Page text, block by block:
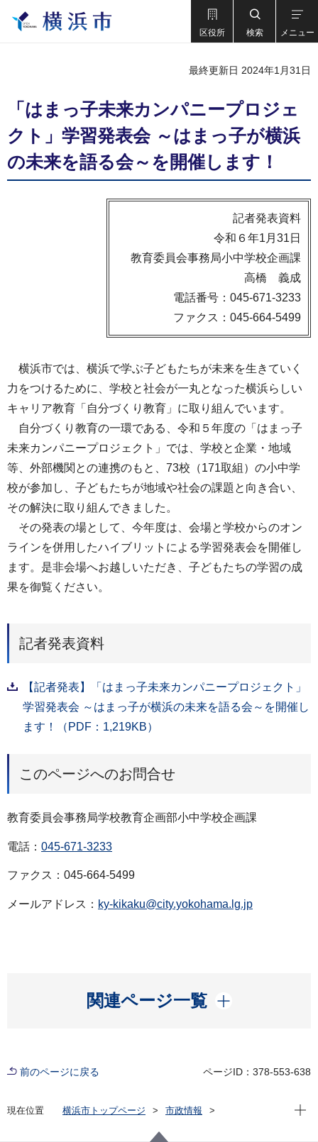
区役所 検索 メニュー
最終更新日 2024年1月31日
「はまっ子未来カンパニープロジェ
クト」学習発表会 ～はまっ子が横浜
の未来を語る会～を開催します！
記者発表資料
令和６年1月31日
教育委員会事務局小中学校企画課
高橋 義成
電話番号：045-671-3233
ファクス：045-664-5499
横浜市では、横浜で学ぶ子どもたちが未来を生きていく
力をつけるために、学校と社会が一丸となった横浜らしい
キャリア教育「自分づくり教育」に取り組んでいます。
自分づくり教育の一環である、令和５年度の「はまっ子
未来カンパニープロジェクト」では、学校と企業・地域
等、外部機関との連携のもと、73校（171取組）の小中学
校が参加し、子どもたちが地域や社会の課題と向き合い、
その解決に取り組んできました。
その発表の場として、今年度は、会場と学校からのオン
ラインを併用したハイブリットによる学習発表会を開催し
ます。是非会場へお越しいただき、子どもたちの学習の成
果を御覧ください。
記者発表資料
【記者発表】「はまっ子未来カンパニープロジェクト」
学習発表会 ～はまっ子が横浜の未来を語る会～を開催し
ます！（PDF：1,219KB）
このページへのお問合せ
教育委員会事務局学校教育企画部小中学校企画課
電話： 045-671-3233
ファクス：045-664-5499
メールアドレス： ky-kikaku@city.yokohama.lg.jp
関連ページ一覧
開く
前のページに戻る ページID：378-553-638
現在位置 横浜市トップページ
市政情報
記者発表 2023年度
現在